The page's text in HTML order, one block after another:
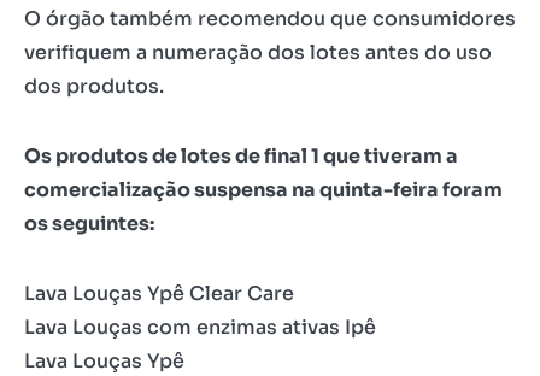
O órgão também recomendou que consumidores
verifiquem a numeração dos lotes antes do uso
dos produtos.
Os produtos de lotes de final 1 que tiveram a
comercialização suspensa na quinta-feira foram
os seguintes:
Lava Louças Ypê Clear Care
Lava Louças com enzimas ativas Ipê
Lava Louças Ypê